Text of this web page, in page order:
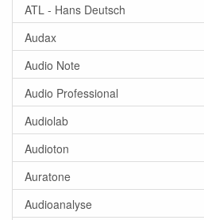
ATL - Hans Deutsch
Audax
Audio Note
Audio Professional
Audiolab
Audioton
Auratone
Audioanalyse